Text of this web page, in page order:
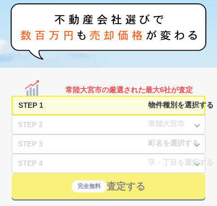
常陸大宮市の厳選された最大6社が査定
STEP 1
STEP 2
STEP 3
STEP 4
完全無料 査定する
不動産の売却・一括査定
家査定シミュレーター
お問い合わせ